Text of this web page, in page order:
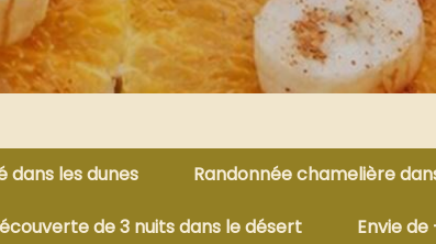
dans les dunes Randonnée chamelière
de 3 nuits dans le désert Envie de